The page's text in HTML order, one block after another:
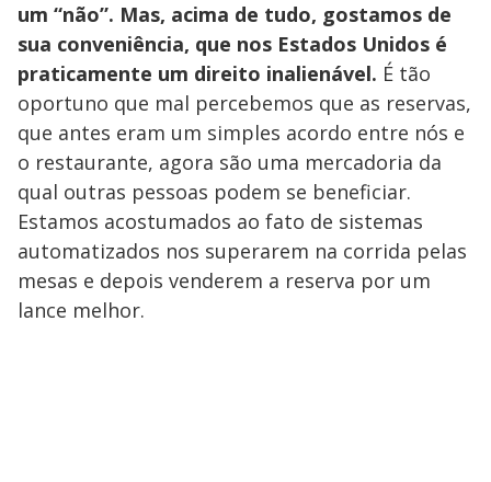
um “não”. Mas, acima de tudo, gostamos de
sua conveniência, que nos Estados Unidos é
praticamente um direito inalienável. É tão
oportuno que mal percebemos que as reservas,
que antes eram um simples acordo entre nós e
o restaurante, agora são uma mercadoria da
qual outras pessoas podem se beneficiar.
Estamos acostumados ao fato de sistemas
automatizados nos superarem na corrida pelas
mesas e depois venderem a reserva por um
lance melhor.